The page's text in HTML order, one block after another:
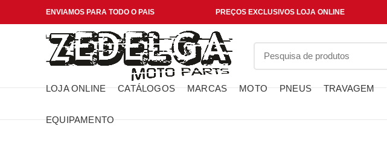
ENVIAMOS PARA TODO O PAIS PREÇOS EXCLUSIVOS LOJA ONLINE
LOJA ONLINE CATÁLOGOS MARCAS MOTO PNEUS TRAVAGEM
EQUIPAMENTO